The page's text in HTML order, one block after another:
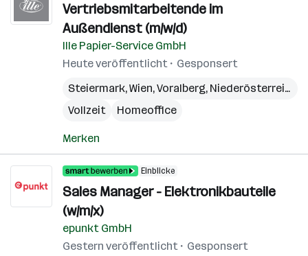
Vertriebsmitarbeitende im
Außendienst (m/w/d)
Ille Papier-Service GmbH
Heute veröffentlicht
Gesponsert
Steiermark,Wien,Voralberg, Niederösterreich
Vollzeit
Homeoffice
Merken
Einblicke
Sales Manager - Elektronikbauteile
(w/m/x)
epunkt GmbH
Gestern veröffentlicht
Gesponsert